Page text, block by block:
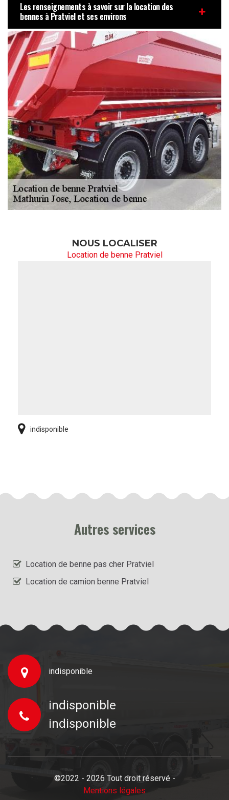
Les renseignements à savoir sur la location des
bennes à Pratviel et ses environs
NOUS LOCALISER
Location de benne Pratviel
indisponible
Autres services
Location de benne pas cher Pratviel
Location de camion benne Pratviel
indisponible
indisponible
indisponible
©2022 - 2026 Tout droit réservé -
Mentions légales